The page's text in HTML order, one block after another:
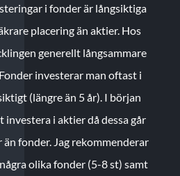
i fonder är långsiktiga
placering än aktier. Hos
generellt långsammare
investerar man oftast i
(längre än 5 år). I början
investera i aktier då dessa går
än fonder. Jag rekommenderar
olika fonder (5-8 st) samt